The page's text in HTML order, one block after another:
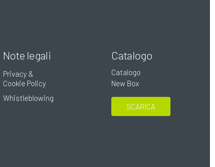
Note legali
Privacy &
Cookie Policy
Whistleblowing
Catalogo
Catalogo
New Box
SCARICA